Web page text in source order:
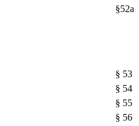
§52a
§ 53
§ 54
§ 55
§ 56